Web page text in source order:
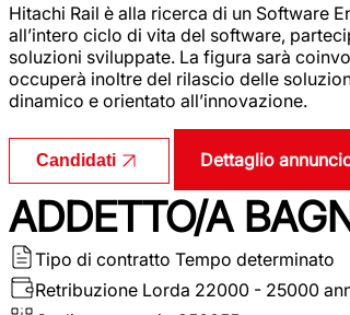
Hitachi Rail è alla ricerca di un Software
all’intero ciclo di vita del software,
soluzioni sviluppate. La figura sarà
occuperà inoltre del rilascio delle
dinamico e orientato all’innovazione.
Candidati Dettaglio
ADDETTO/A
Tipo di contratto Tempo determinato
Retribuzione Lorda 22000 - 25000